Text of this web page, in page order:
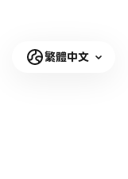
繁體中文